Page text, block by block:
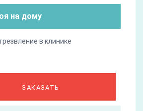
на дому
в клинике
ЗАКАЗАТЬ